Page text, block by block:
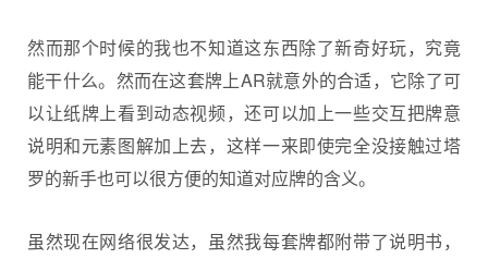
然而那个时候的我也不知道这东西除了新奇好玩，究竟
能干什么。然而在这套牌上AR就意外的合适，它除了可
以让纸牌上看到动态视频，还可以加上一些交互把牌意
说明和元素图解加上去，这样一来即使完全没接触过塔
罗的新手也可以很方便的知道对应牌的含义。
虽然现在网络很发达，虽然我每套牌都附带了说明书，